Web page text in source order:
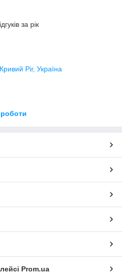
за рік
Ріг, Україна
Prom.ua